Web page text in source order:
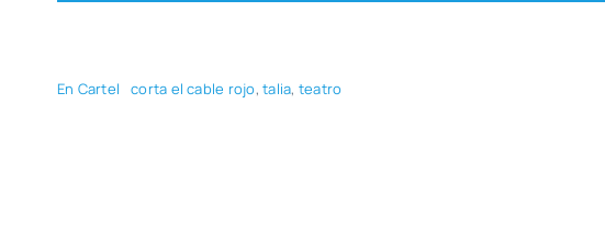
En Car­tel cor­ta el cable rojo,talia, tea­tro